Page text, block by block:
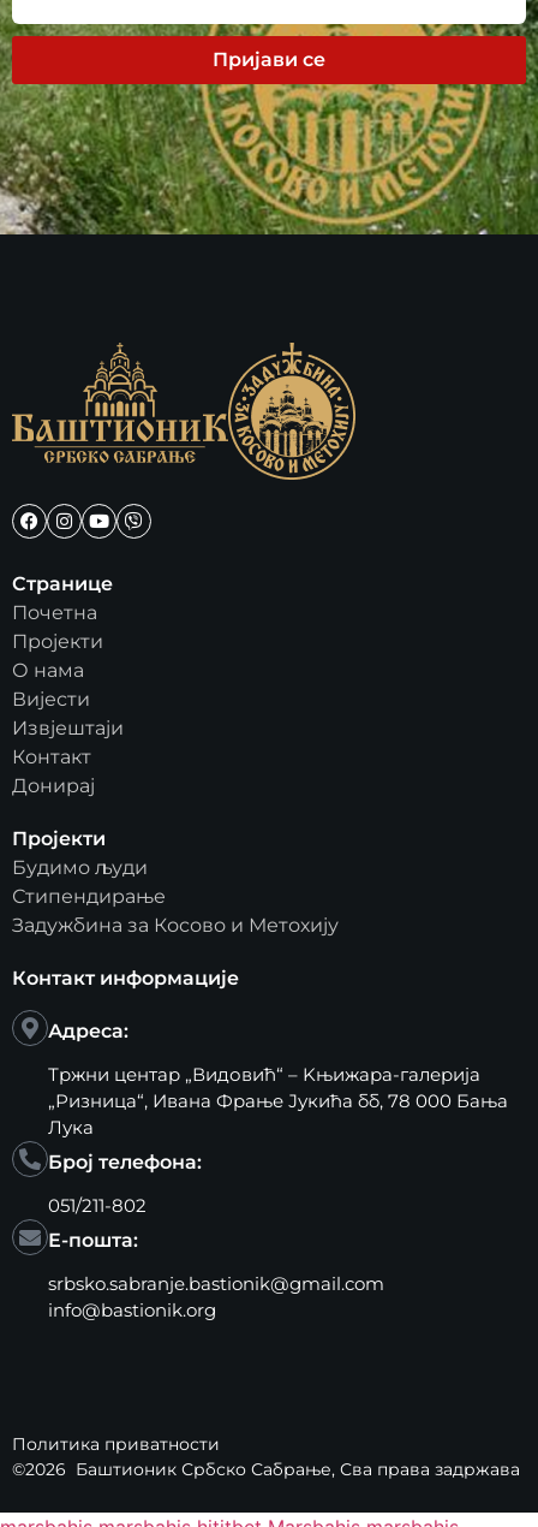
Пријави се
Странице
Почетна
Пројекти
О нама
Вијести
Извјештаји
Контакт
Донирај
Пројекти
Будимо људи
Стипендирање
Задужбина за Косово и Метохију
Контакт информације
Адреса:
Тржни центар „Видовић“ – Kњижара-галерија
„Ризница“, Ивана Фрање Јукића бб, 78 000 Бања
Лука
Број телефона:
051/211-802
Е-пошта:
srbsko.sabranje.bastionik@gmail.com
info@bastionik.org
Политика приватности
©2026 Баштионик Србско Сабрање, Сва права задржава